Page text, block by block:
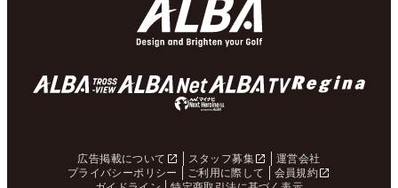
広告掲載について スタッフ募集
運営会社
プライバシーポリシー
ご利用に際して
会員規約